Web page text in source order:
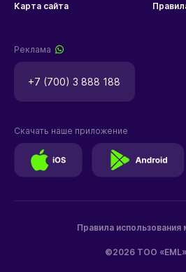
Карта сайта
Реклама
+7 (700) 3 888 188
©2026 ТОО
Правила использования
Скачать наше приложение